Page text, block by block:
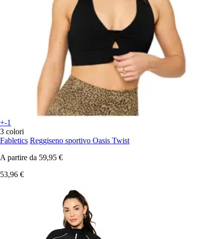
+-1
3 colori
Fabletics Reggiseno sportivo Oasis Twist
A partire da 59,95 €
53,96 €